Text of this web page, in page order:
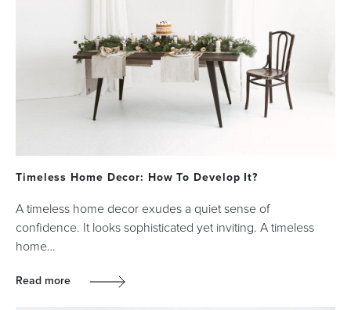
Timeless Home Decor: How To Develop It?
A timeless home decor exudes a quiet sense of
confidence. It looks sophisticated yet inviting. A timeless
home…
Read more